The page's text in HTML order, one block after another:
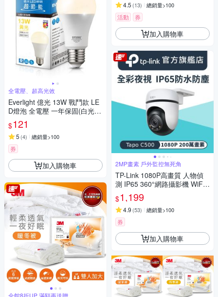
全電壓、超高光效
Everlight 億光 13W 戰鬥款 LE
D燈泡 全電壓 一年保固(白光/
黃光/自然光)
$121
5 (4) 總銷量>100
券
加入購物車
4.5 (13) 總銷量>100
活動 券
加入購物車
2MP畫素 戶外監控無死角
TP-Link 1080P高畫質 人物偵
測 IP65 360°網路攝影機 WiFi
監視器 IPCAM (雙向語音/全彩
夜視/Tapo C500)
$1,199
4.9 (53) 總銷量>100
券
加入購物車